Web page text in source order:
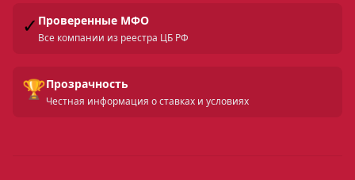
✓ Проверенные МФО
Все компании из реестра ЦБ РФ
🏆Прозрачность
Честная информация о ставках и условиях